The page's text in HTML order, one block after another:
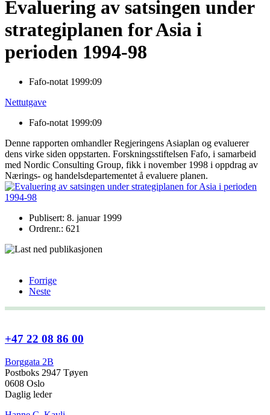
Evaluering av satsingen under
strategiplanen for Asia i
perioden 1994-98
Fafo-notat 1999:09
Nettutgave
Fafo-notat 1999:09
Denne rapporten omhandler Regjeringens Asiaplan og evaluerer
dens virke siden oppstarten. Forskningsstiftelsen Fafo, i samarbeid
med Nordic Consulting Group, fikk i november 1998 i oppdrag av
Nærings- og handelsdepartementet å evaluere planen.
Publisert: 8. januar 1999
Ordrenr.: 621
Forrige
Neste
+47 22 08 86 00
Borggata 2B
Postboks 2947 Tøyen
0608 Oslo
Daglig leder